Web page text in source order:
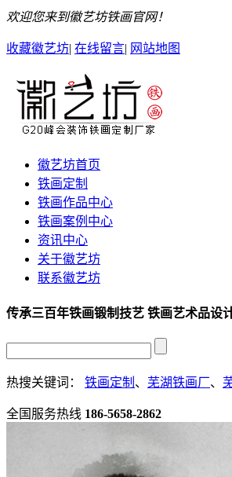
欢迎您来到徽艺坊铁画官网！
收藏徽艺坊| 在线留言| 网站地图
徽艺坊首页
铁画定制
铁画作品中心
铁画案例中心
资讯中心
关于徽艺坊
联系徽艺坊
传承三百年铁画锻制技艺 铁画艺术品设
热搜关键词： 铁画定制 、 芜湖铁画厂、
全国服务热线 186-5658-2862